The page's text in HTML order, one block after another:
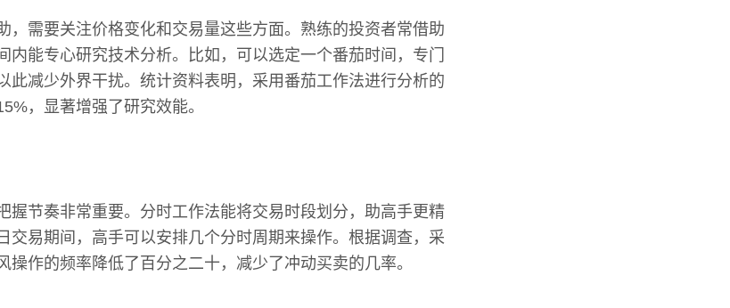
，需要关注价格变化和交易量这些方面。熟练的投资者常借助
内能专心研究技术分析。比如，可以选定一个番茄时间，专门
此减少外界干扰。统计资料表明，采用番茄工作法进行分析的
，显著增强了研究效能。
握节奏非常重要。分时工作法能将交易时段划分，助高手更精
交易期间，高手可以安排几个分时周期来操作。根据调查，采
操作的频率降低了百分之二十，减少了冲动买卖的几率。